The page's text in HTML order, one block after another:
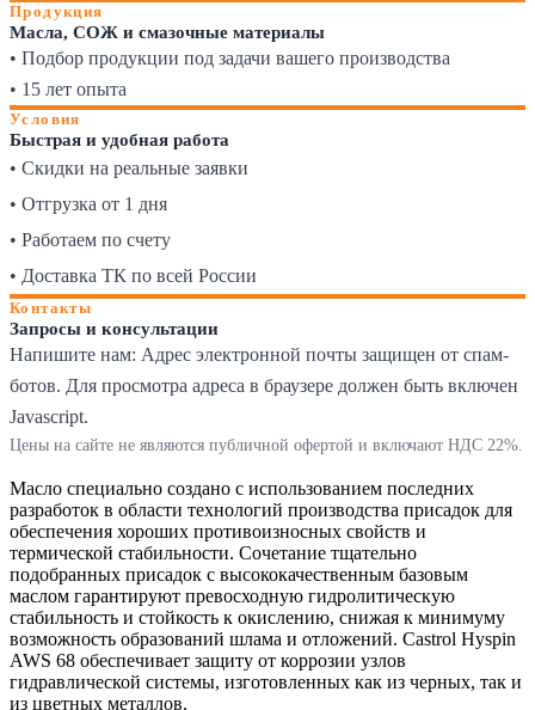
Продукция
Масла, СОЖ и смазочные материалы
• Подбор продукции под задачи вашего производства
• 15 лет опыта
Условия
Быстрая и удобная работа
• Скидки на реальные заявки
• Отгрузка от 1 дня
• Работаем по счету
• Доставка ТК по всей России
Контакты
Запросы и консультации
Напишите нам: Адрес электронной почты защищен от спам-
ботов. Для просмотра адреса в браузере должен быть включен
Javascript.
Цены на сайте не являются публичной офертой и включают НДС 22%.
Масло специально создано с использованием последних
разработок в области технологий производства присадок для
обеспечения хороших противоизносных свойств и
термической стабильности. Сочетание тщательно
подобранных присадок с высококачественным базовым
маслом гарантируют превосходную гидролитическую
стабильность и стойкость к окислению, снижая к минимуму
возможность образований шлама и отложений. Castrol Hyspin
AWS 68 обеспечивает защиту от коррозии узлов
гидравлической системы, изготовленных как из черных, так и
из цветных металлов.